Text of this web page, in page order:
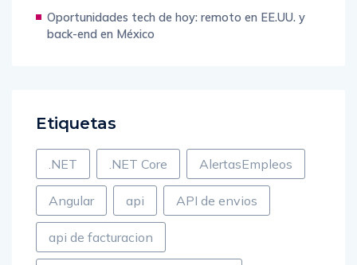
Oportunidades tech de hoy: remoto en EE.UU. y
back-end en México
Etiquetas
.NET .NET Core AlertasEmpleos
Angular api API de envios
api de facturacion